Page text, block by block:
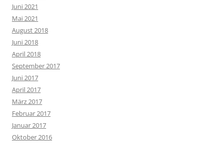
Juni 2021
Mai 2021
August 2018
Juni 2018
April 2018
September 2017
Juni 2017
April 2017
März 2017
Februar 2017
Januar 2017
Oktober 2016